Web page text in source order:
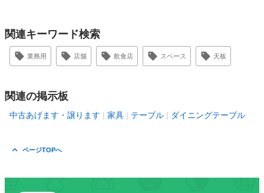
関連キーワード検索
業務用 店舗 飲食店 スペース 天板
関連の掲示板
中古あげます・譲ります 家具 テーブル ダイニングテーブル
ページTOPへ